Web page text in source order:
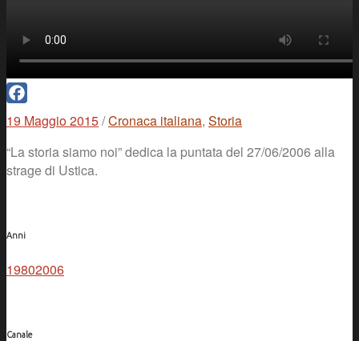
Facebook
19 Maggio 2015/Cronaca italiana, Storia
“La storia siamo noi” dedica la puntata del 27/06/2006 alla
strage di Ustica.
Anni
19802006
Canale